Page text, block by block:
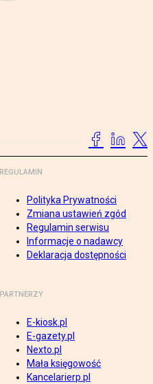
REGULAMIN
Polityka Prywatności
Zmiana ustawień zgód
Regulamin serwisu
Informacje o nadawcy
Deklaracja dostępności
PARTNERZY
E-kiosk.pl
E-gazety.pl
Nexto.pl
Mała księgowość
Kancelarierp.pl